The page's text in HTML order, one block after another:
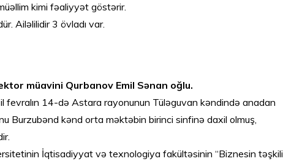
kimi fəaliyyət göstərir.
Ailəlilidir 3 övladı var.
müavini Qurbanov Emil Sənan oğlu.
fevralın 14-də Astara rayonunun Tüləguvan kəndində anadan
Burzubənd kənd orta məktəbin birinci sinfinə daxil olmuş,
İqtisadiyyat və texnologiya fakültəsinin “Biznesin təşkili